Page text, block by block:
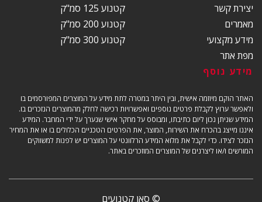
יצירת קשר
מאמרים
מידע מקצועי
מפת אתר
קטנוע 125 סמ"ק
קטנוע 200 סמ"ק
קטנוע 300 סמ"ק
מידע נוסף
האתר הוקם מיוזמה אישית, ובין היתר במטרה לתת מידע על המוצרים המפורסמים בו
ולאפשר ערוץ לקבלת פרטים נוספים ואפשרויות רכישה לחלק מהמוצרים הנזכרים בו.
המידע שניתן נכון ליום כתיבתו, ומבוסס על מחקר אישי שנערך על ידי המחבר. המידע
איננו מייצג בהכרח את השירות, המוצר, את הפרטים הטכניים הכלולים בו או את המחיר
הנזכר לצידו. כדי לקבל את מלוא המידע הרלוונטי על המוצרים יש לפנות למשווקים
המורשים ו/או ליצרנים של המוצרים המוזכרים באתר.
© סאן קטנועים